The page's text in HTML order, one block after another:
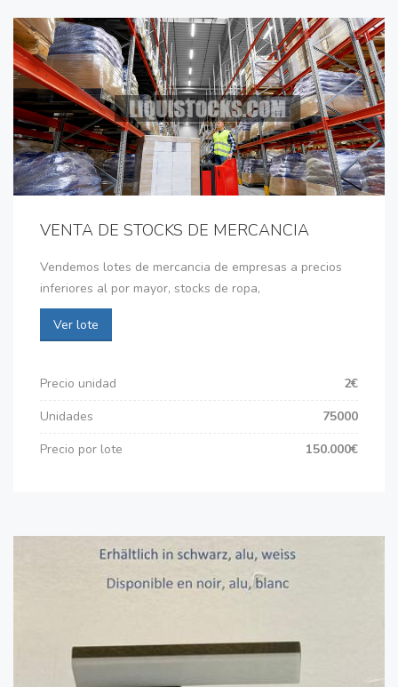
VENTA DE STOCKS DE MERCANCIA
Vendemos lotes de mercancia de empresas a precios
inferiores al por mayor, stocks de ropa,
Ver lote
Precio unidad
2€
Unidades
75000
Precio por lote
150.000€